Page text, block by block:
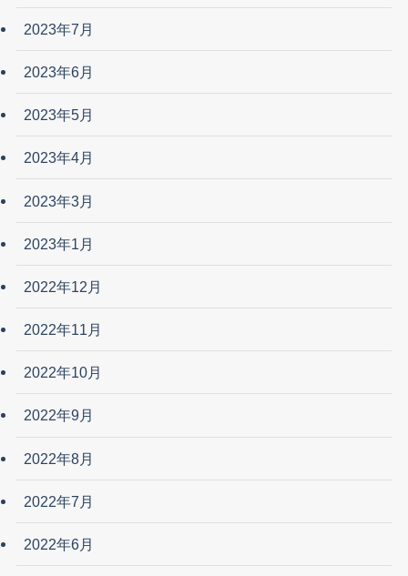
2023年7月
2023年6月
2023年5月
2023年4月
2023年3月
2023年1月
2022年12月
2022年11月
2022年10月
2022年9月
2022年8月
2022年7月
2022年6月